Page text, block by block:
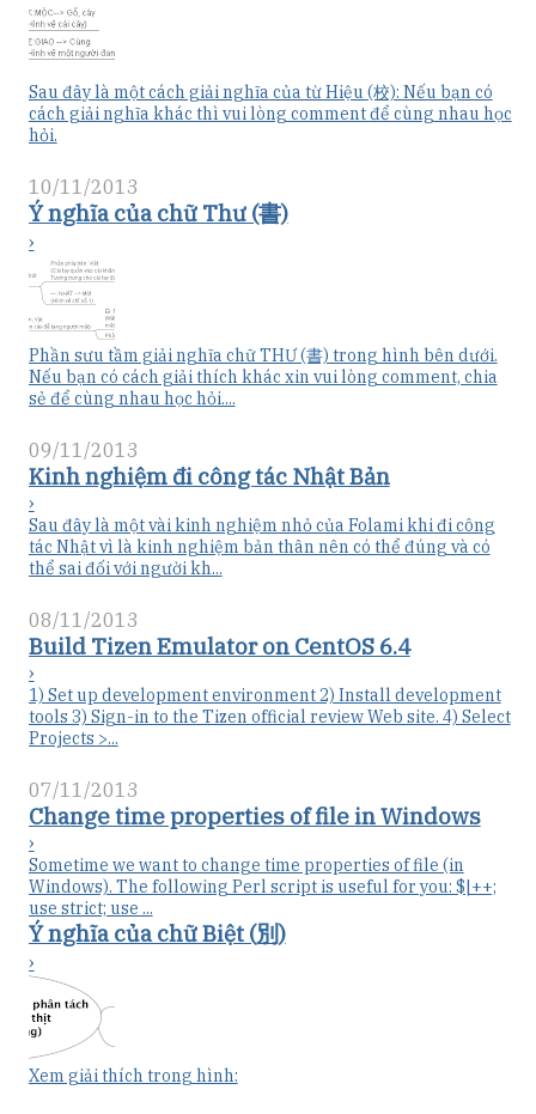
Sau đây là một cách giải nghĩa của từ Hiệu (校): Nếu bạn có
cách giải nghĩa khác thì vui lòng comment để cùng nhau học
hỏi.
10/11/2013
Ý nghĩa của chữ Thư (書)
›
Phần sưu tầm giải nghĩa chữ THƯ (書) trong hình bên dưới.
Nếu bạn có cách giải thích khác xin vui lòng comment, chia
sẻ để cùng nhau học hỏi....
09/11/2013
Kinh nghiệm đi công tác Nhật Bản
›
Sau đây là một vài kinh nghiệm nhỏ của Folami khi đi công
tác Nhật vì là kinh nghiệm bản thân nên có thể đúng và có
thể sai đối với người kh...
08/11/2013
Build Tizen Emulator on CentOS 6.4
›
1) Set up development environment 2) Install development
tools 3) Sign-in to the Tizen official review Web site. 4) Select
Projects >...
07/11/2013
Change time properties of file in Windows
›
Sometime we want to change time properties of file (in
Windows). The following Perl script is useful for you: $|++;
use strict; use ...
Ý nghĩa của chữ Biệt (別)
›
Xem giải thích trong hình: